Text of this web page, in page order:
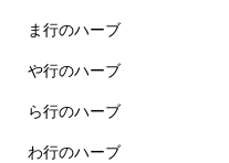
ま行のハーブ
や行のハーブ
ら行のハーブ
わ行のハーブ